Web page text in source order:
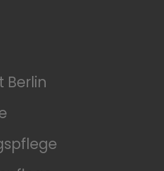
Berlin